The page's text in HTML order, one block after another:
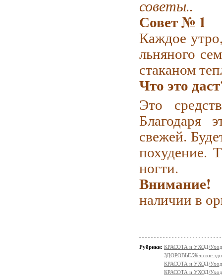
советы..
Совет № 1
Каждое
льняного
стаканом
Что это
Это
Благодаря
свежей.
похудение.
ногти.
Внимание!
наличии в
Рубрики: КРАСОТА и УХОД/Уход
ЗДОРОВЬЕ/Женское
КРАСОТА и УХОД/Уход
КРАСОТА и УХОД/Уход